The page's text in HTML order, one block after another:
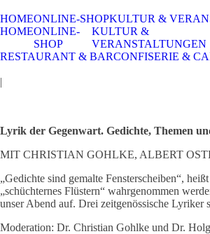
HOMEONLINE-SHOPKULTUR &
HOMEONLINE-
SHOP
KULTUR &
VERANSTALTUNGEN
RESTAURANT & BARCONFISERIE &
|
Lyrik der Gegenwart. Gedichte, Themen
MIT CHRISTIAN GOHLKE, ALBERT
„Gedichte sind gemalte Fensterscheiben“,
„schüchternes Flüstern“ wahrgenommen
unser Abend auf. Drei zeitgenössische
Moderation: Dr. Christian Gohlke und Dr.